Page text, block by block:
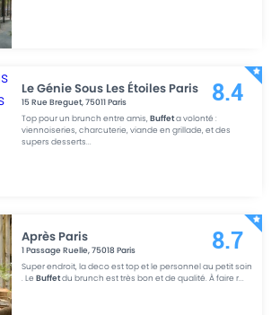
Le Génie Sous Les Étoiles Paris
15 Rue Breguet,75011Paris
Top pour un brunch entre amis,Buffeta volonté :
viennoiseries, charcuterie, viande en grillade, et des
supers desserts...
8.4
Après Paris
1 Passage Ruelle,75018 Paris
Super endroit, la deco est top et le personnel au petit soin
. LeBuffetdu brunch est très bon et de qualité. À faire r...
8.7